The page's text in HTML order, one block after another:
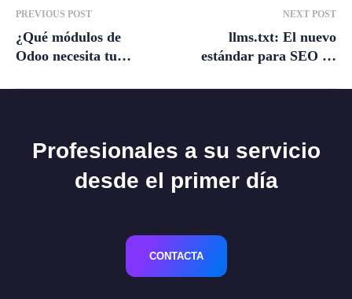
PREVIOUS POST
¿Qué módulos de
Odoo necesita tu
los adecuados?
NEXT POST
llms.txt: El nuevo
estándar para SEO en
Profesionales a su servicio
desde el primer día
CONTACTA